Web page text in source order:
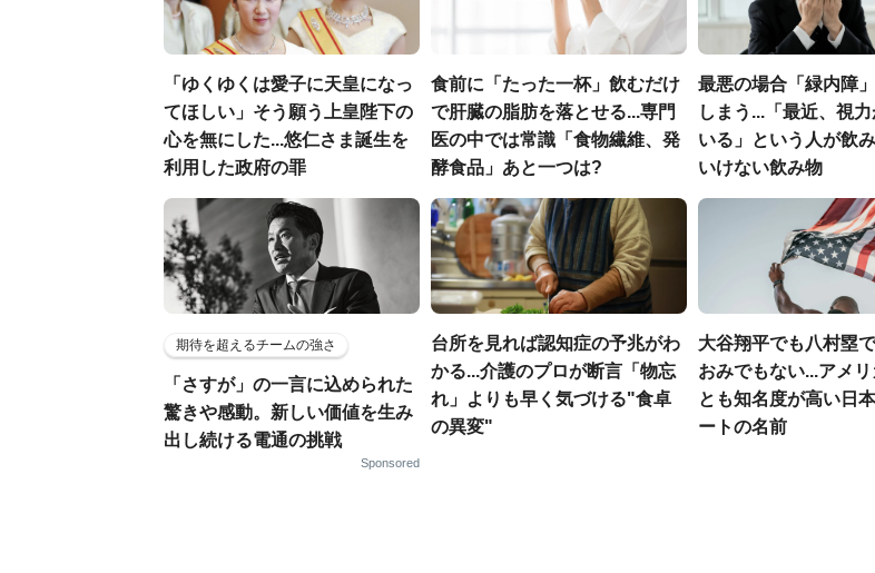
「ゆくゆくは愛子に天皇になっ
てほしい」そう願う上皇陛下の
心を無にした...悠仁さま誕生を
利用した政府の罪
食前に「たった一杯」飲むだけ
で肝臓の脂肪を落とせる...専門
医の中では常識「食物繊維、発
酵食品」あと一つは?
最悪の場合「緑内障
しまう...「最近、視
いる」という人が飲
いけない飲み物
期待を超えるチームの強さ
「さすが」の一言に込められた
驚きや感動。新しい価値を生み
出し続ける電通の挑戦
Sponsored
台所を見れば認知症の予兆がわ
かる...介護のプロが断言「物忘
れ」よりも早く気づける"食卓
の異変"
大谷翔平でも八村塁
おみでもない...アメ
とも知名度が高い日
ートの名前